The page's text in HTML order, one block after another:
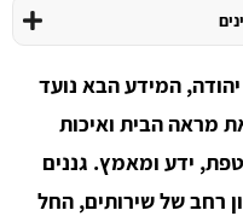
המידע הבא נועד
מראה הבית ואיכות
ידע ומאמץ. גננים
רחב של שירותים, החל